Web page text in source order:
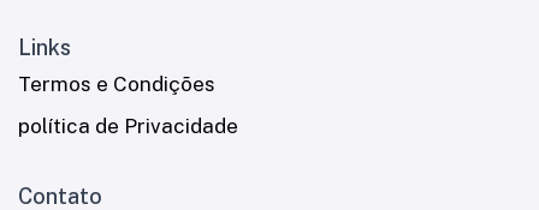
Links
Termos e Condições
política de Privacidade
Contato